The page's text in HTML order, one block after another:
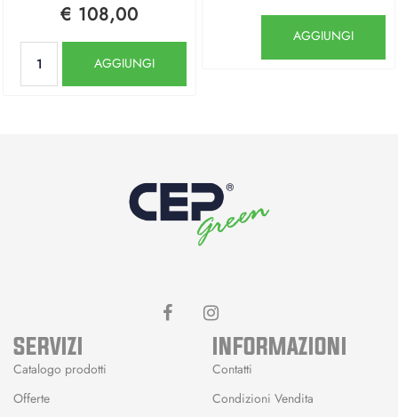
€ 108,00
AGGIUNGI
AGGIUNGI
SERVIZI
Catalogo prodotti
Offerte
INFORMAZIONI
Contatti
Condizioni Vendita